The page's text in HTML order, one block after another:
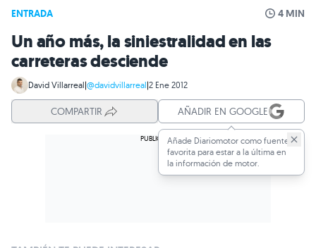
ENTRADA 4 MIN
Un año más, la siniestralidad en las
carreteras desciende
David Villarreal|@davidvillarreal|2 Ene 2012
COMPARTIR AÑADIR EN GOOGLE
Añade Diariomotor como fuente
favorita para estar a la última en
la información de motor.